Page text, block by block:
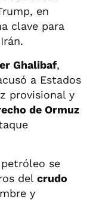
en
clave para
Ghalibaf,
a Estados
provisional y
de Ormuz
se
del crudo
y